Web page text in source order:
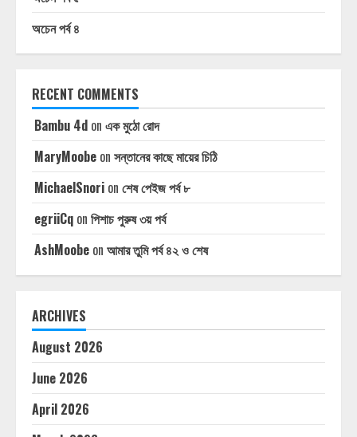
অচেন পর্ব ৪
RECENT COMMENTS
Bambu 4d on এক মুঠো রোদ
MaryMoobe on সন্তানের কাছে মায়ের চিঠি
MichaelSnori on শেষ পেইজ পর্ব ৮
egriiCq on পিশাচ পুরুষ ৩য় পর্ব
AshMoobe on আমার তুমি পর্ব ৪২ ও শেষ
ARCHIVES
August 2026
June 2026
April 2026